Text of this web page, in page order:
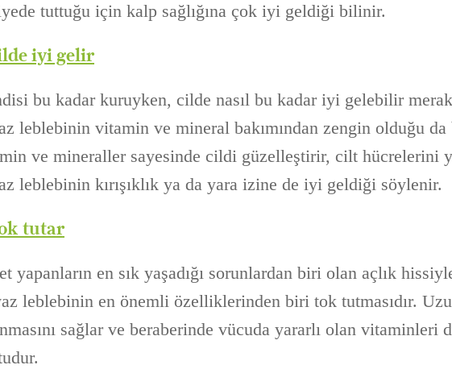
tuttuğu için kalp sağlığına çok iyi geldiği bilinir.
iyi gelir
bu kadar kuruyken, cilde nasıl bu kadar iyi gelebilir
leblebinin vitamin ve mineral bakımından zengin olduğu
ve mineraller sayesinde cildi güzelleştirir, cilt hücrelerini
leblebinin kırışıklık ya da yara izine de iyi geldiği söylenir.
tutar
yapanların en sık yaşadığı sorunlardan biri olan açlık
leblebinin en önemli özelliklerinden biri tok tutmasıdır.
sağlar ve beraberinde vücuda yararlı olan